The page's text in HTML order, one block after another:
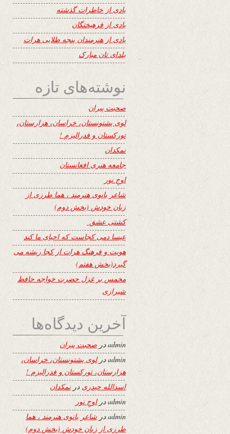
یادی از خاطرات گذشته
یادی از فرهیختگان
یادی از هنرمندان پنجه طلایی هرات
یلدای تان مبارک
نوشته‌های تازه
صحبت پیران
لوی پشتونستان، خراسان، هزارستان،
تورکستان و فدرالیزم !
نمکدان
جامعه هنری افغانستان
اوجِ نور
شاعر بانوی هنرمند ، هما طرزی از
زبان خودش (بخش دوم)
کشتی عشق
عیسا دمی کجاست که احیای ما کند
هویت و فرهنگ هرات از کجا ریشه می
گیرد(بخش هفتم)
مخمس بر غزل حضرت خواجه حافظ
شیرازی
آخرین دیدگاه‌ها
adminدر صحبت پیران
admin درلوی پشتونستان، خراسان،
هزارستان، تورکستان و فدرالیزم !
اسدالله حیدری درنمکدان
adminدراوجِ نور
adminدر شاعر بانوی هنرمند ، هما
طرزی از زبان خودش (بخش دوم)